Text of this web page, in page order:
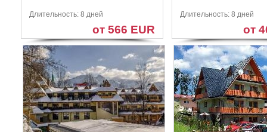
Длительность: 8 дней
от 566 EUR
Длительность: 8 дней
от